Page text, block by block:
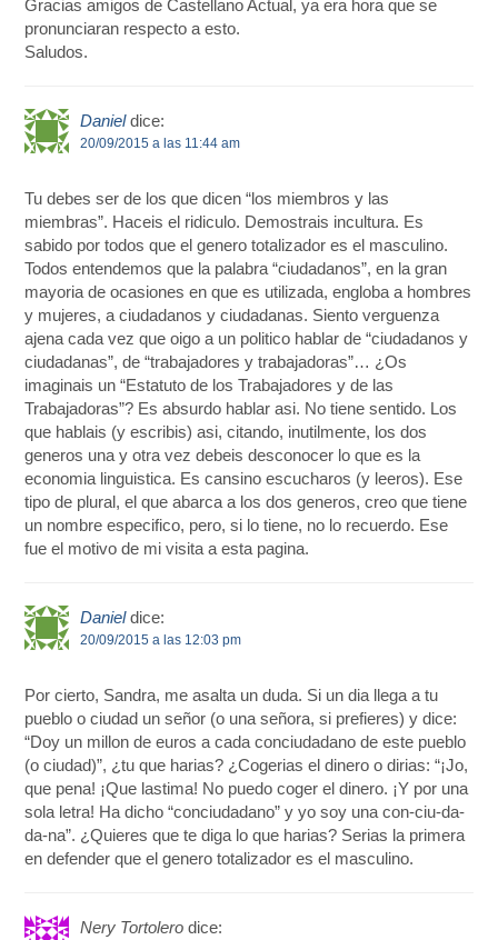
Gracias amigos de Castellano Actual, ya era hora que se
pronunciaran respecto a esto.
Saludos.
Daniel dice:
20/09/2015 a las 11:44 am
Tu debes ser de los que dicen “los miembros y las
miembras”. Haceis el ridiculo. Demostrais incultura. Es
sabido por todos que el genero totalizador es el masculino.
Todos entendemos que la palabra “ciudadanos”, en la gran
mayoria de ocasiones en que es utilizada, engloba a hombres
y mujeres, a ciudadanos y ciudadanas. Siento verguenza
ajena cada vez que oigo a un politico hablar de “ciudadanos y
ciudadanas”, de “trabajadores y trabajadoras”… ¿Os
imaginais un “Estatuto de los Trabajadores y de las
Trabajadoras”? Es absurdo hablar asi. No tiene sentido. Los
que hablais (y escribis) asi, citando, inutilmente, los dos
generos una y otra vez debeis desconocer lo que es la
economia linguistica. Es cansino escucharos (y leeros). Ese
tipo de plural, el que abarca a los dos generos, creo que tiene
un nombre especifico, pero, si lo tiene, no lo recuerdo. Ese
fue el motivo de mi visita a esta pagina.
Daniel dice:
20/09/2015 a las 12:03 pm
Por cierto, Sandra, me asalta un duda. Si un dia llega a tu
pueblo o ciudad un señor (o una señora, si prefieres) y dice:
“Doy un millon de euros a cada conciudadano de este pueblo
(o ciudad)”, ¿tu que harias? ¿Cogerias el dinero o dirias: “¡Jo,
que pena! ¡Que lastima! No puedo coger el dinero. ¡Y por una
sola letra! Ha dicho “conciudadano” y yo soy una con-ciu-da-
da-na”. ¿Quieres que te diga lo que harias? Serias la primera
en defender que el genero totalizador es el masculino.
Nery Tortolero dice: